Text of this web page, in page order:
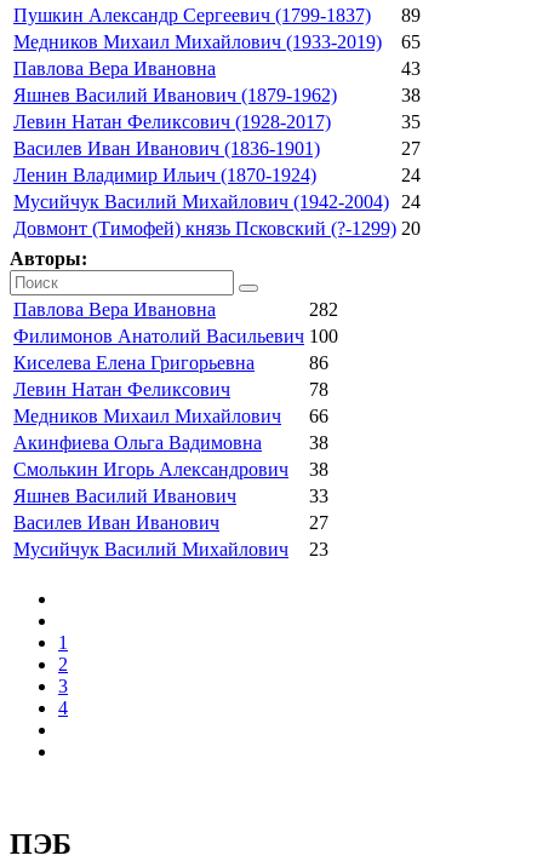
Пушкин Александр Сергеевич (1799-1837)
89
Медников Михаил Михайлович (1933-2019)
65
Павлова Вера Ивановна
43
Яшнев Василий Иванович (1879-1962)
38
Левин Натан Феликсович (1928-2017)
35
Василев Иван Иванович (1836-1901)
27
Ленин Владимир Ильич (1870-1924)
24
Мусийчук Василий Михайлович (1942-2004)
24
Довмонт (Тимофей) князь Псковский (?-1299) 20
Авторы:
Павлова Вера Ивановна
282
Филимонов Анатолий Васильевич 100
Киселева Елена Григорьевна
86
Левин Натан Феликсович
78
Медников Михаил Михайлович
66
Акинфиева Ольга Вадимовна
38
Смолькин Игорь Александрович
38
Яшнев Василий Иванович
33
Василев Иван Иванович
27
Мусийчук Василий Михайлович
23
1
2
3
4
ПЭБ